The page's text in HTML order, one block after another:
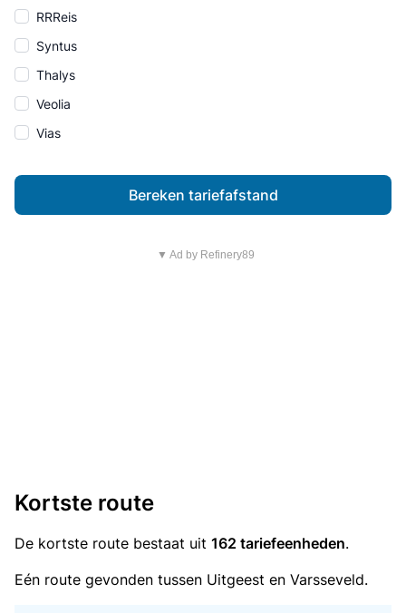
RRReis
Syntus
Thalys
Veolia
Vias
Bereken tariefafstand
▼ Ad by Refinery89
Kortste route
De kortste route bestaat uit 162 tariefeenheden.
Eén route gevonden tussen Uitgeest en Varsseveld.